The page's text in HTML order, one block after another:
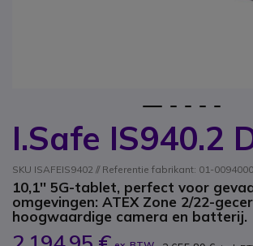
I.Safe IS940.2
SKU ISAFEIS9402 // Referentie fabrikant: 01-
10,1'' 5G-tablet, perfect voor
omgevingen: ATEX Zone 2/22-
hoogwaardige camera en batterij.
Ga naar het begin van de afbeeldingen-